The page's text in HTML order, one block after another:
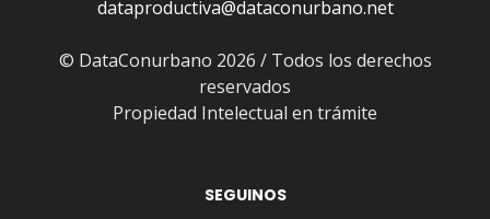
dataproductiva@dataconurbano.net
© DataConurbano 2026 / Todos los derechos
reservados
Propiedad Intelectual en trámite
SEGUINOS